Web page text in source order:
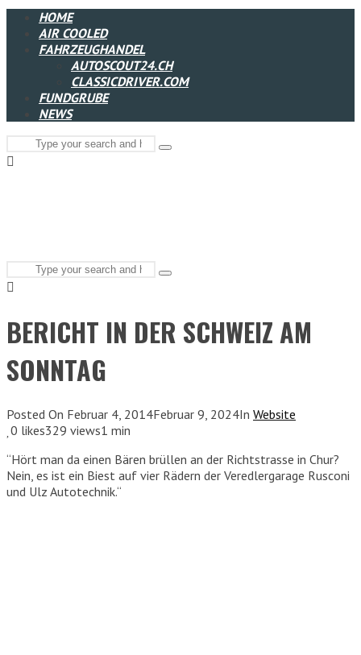
HOME
AIR COOLED
FAHRZEUGHANDEL
AUTOSCOUT24.CH
CLASSICDRIVER.COM
FUNDGRUBE
NEWS
Search
for:
Type
Search
for:
Type
BERICHT IN DER SCHWEIZ AM
SONNTAG
Posted On Februar 4, 2014Februar 9, 2024In Website
0 likes329 views1 min
“Hört man da einen Bären brüllen an der Richtstrasse in Chur?
Nein, es ist ein Biest auf vier Rädern der Veredlergarage Rusconi
und Ulz Autotechnik.“